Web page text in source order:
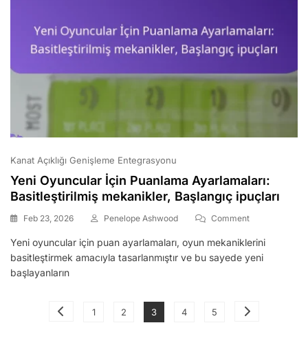
Kanat Açıklığı Genişleme Entegrasyonu
Yeni Oyuncular İçin Puanlama Ayarlamaları:
Basitleştirilmiş mekanikler, Başlangıç ipuçları
Feb 23, 2026 Penelope Ashwood CommentOn
Oyuncular
İçin
Mekanikler,
Yeni oyuncular için puan ayarlamaları, oyun mekaniklerini
basitleştirmek amacıyla tasarlanmıştır ve bu sayede yeni
başlayanların
Posts
Page
1 Page
2 Page
3 Page
4 Page
5